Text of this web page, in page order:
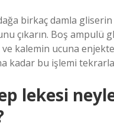
birkaç damla gliserin
çıkarın. Boş ampulü
kalemin ucuna
kadar bu işlemi
lekesi